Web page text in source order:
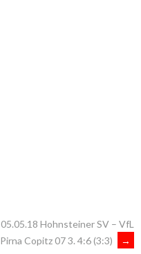
05.05.18 Hohnsteiner SV – VfL
Pirna Copitz 07 3. 4:6 (3:3)
→